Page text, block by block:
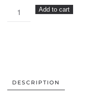
GLASREINIGER
quantity
Add to cart
DESCRIPTION